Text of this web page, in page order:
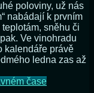
poloviny, už nás
nabádají k prvním
sněhu či
Ve vinohradu
kalendáře právě
ledna zas až
čase